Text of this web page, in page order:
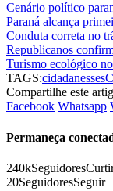
Cenário político
Paraná alcança
Conduta correta no
Republicanos
Turismo ecológico
TAGS:cidadanesses
Compartilhe este
Facebook Whatsapp
Permaneça
240kSeguidores
20SeguidoresSeguir